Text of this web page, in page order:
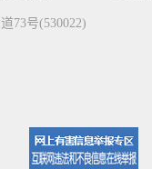
73号(530022)